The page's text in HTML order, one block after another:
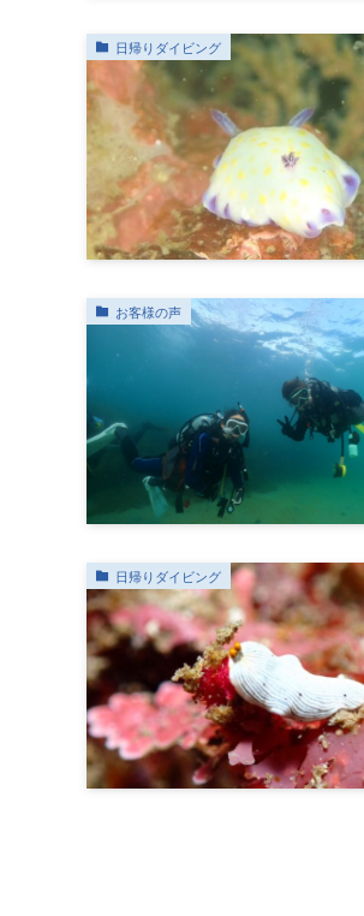
日帰りダイビング
お客様の声
日帰りダイビング